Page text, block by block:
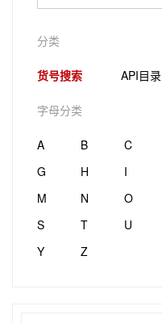
分类
货号搜索 API目录
字母分类
A B C
G
H I
M
N O
S
T U
Y
Z